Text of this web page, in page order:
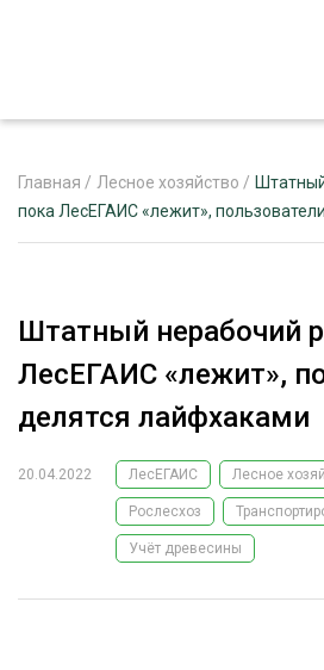
ЛЕСНОЕ ХОЗЯЙСТВО
ЛЕСОЗАГОТОВКА
ОБРАБОТКА ДРЕВЕСИНЫ
ЭКСПЕРТНОЕ МНЕНИЕ
Главная / Лесное хозяйство /
пока ЛесЕГАИС «лежит»,
Штатный нерабочий
ЛесЕГАИС «лежит»,
делятся лайфхаками
20.04.2022 ЛесЕГАИС Лесное
Рослесхоз
Учёт древесины